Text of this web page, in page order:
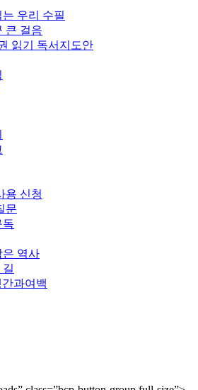
우리 수필
큰 걸음
읽기 독서지도안
용 신청
문
독
은 역사
간과여백